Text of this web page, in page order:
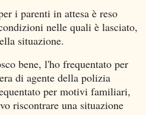
i parenti in attesa è reso
nelle quali è lasciato,
situazione.
bene, l'ho frequentato per
di agente della polizia
per motivi familiari,
riscontrare una situazione